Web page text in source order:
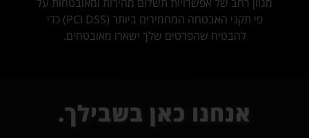
פי תקני האבטחה המחמירים ביותר (PCI DSS) כדי
להבטיח שהפרטים שלך ישארו מאובטחים.
אנחנו כאן בשבילך.